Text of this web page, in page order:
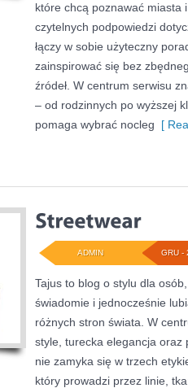
które chcą poznawać miasta
czytelnych podpowiedzi
łączy w sobie użyteczny
zainspirować się bez
źródeł. W centrum serwisu
– od rodzinnych po wyższej
pomaga wybrać nocleg [
GRU -
ADMIN
Tajus to blog o stylu dla
świadomie i jednocześnie
różnych stron świata. W
style, turecka elegancja oraz
nie zamyka się w trzech
który prowadzi przez linie,